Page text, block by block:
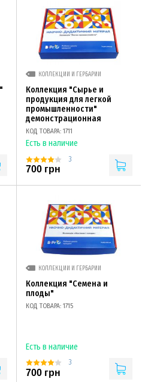
КОЛЛЕКЦИИ И ГЕРБАРИИ
Коллекция "Сырье и
продукция для легкой
промышленности"
демонстрационная
КОД ТОВАРА: 1711
Есть в наличие
3
700 грн
КОЛЛЕКЦИИ И ГЕРБАРИИ
Коллекция "Семена и
плоды"
КОД ТОВАРА: 1715
Есть в наличие
3
700 грн